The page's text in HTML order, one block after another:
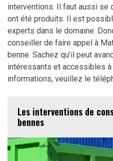
interventions. Il faut aussi se
ont été produits. Il est
experts dans le domaine.
conseiller de faire appel à
benne. Sachez qu'il peut
intéressants et accessibles
informations, veuillez le
Les interventions de
bennes